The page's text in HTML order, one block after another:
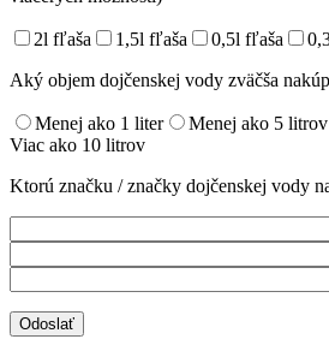
2l fľaša 1,5l fľaša 0,5l fľaša
Aký objem dojčenskej vody zväčša
Menej ako 1 liter Menej ako 5 litrov
Viac ako 10 litrov
Ktorú značku / značky dojčenskej vody